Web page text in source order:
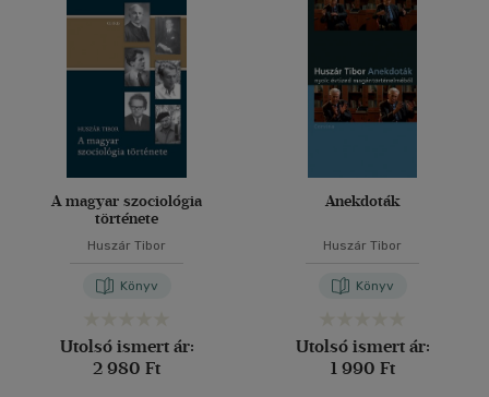
A magyar szociológia
története
Huszár Tibor
Könyv
Utolsó ismert ár:
2 980 Ft
Anekdoták
Huszár Tibor
Könyv
Utolsó ismert ár:
1 990 Ft